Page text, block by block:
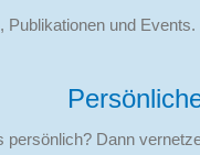
und Events.
Dann